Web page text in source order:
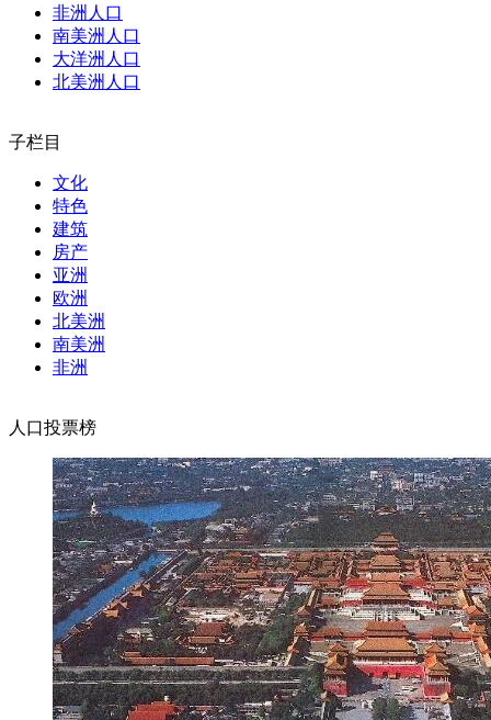
非洲人口
南美洲人口
大洋洲人口
北美洲人口
子栏目
文化
特色
建筑
房产
亚洲
欧洲
北美洲
南美洲
非洲
人口投票榜